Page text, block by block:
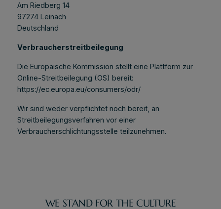
Am Riedberg 14
97274 Leinach
Deutschland
Verbraucherstreitbeilegung
Die Europäische Kommission stellt eine Plattform zur
Online-Streitbeilegung (OS) bereit:
https://ec.europa.eu/consumers/odr/
Wir sind weder verpflichtet noch bereit, an
Streitbeilegungsverfahren vor einer
Verbraucherschlichtungsstelle teilzunehmen.
WE STAND FOR THE CULTURE